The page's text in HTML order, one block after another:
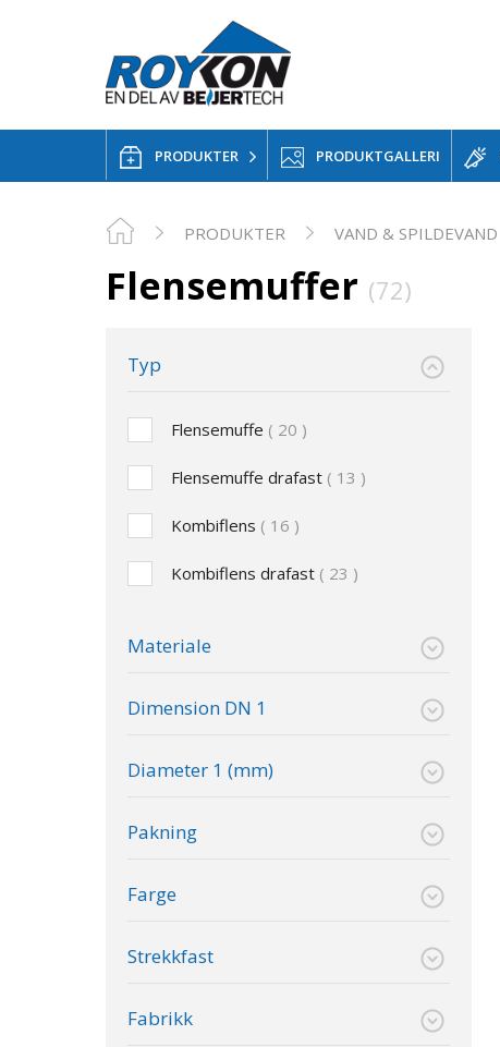
PRODUKTER PRODUKTGALLERI
PRODUKTER VAND & SPILDEVAND
Flensemuffer (72)
Typ
Flensemuffe 20
Flensemuffe drafast 13
Kombiflens 16
Kombiflens drafast 23
Materiale
Dimension DN 1
Diameter 1 (mm)
Pakning
Farge
Strekkfast
Fabrikk